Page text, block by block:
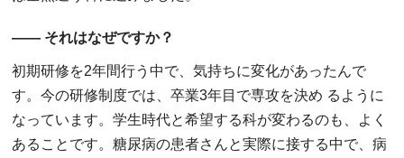
―― それはなぜですか？
初期研修を2年間行う中で、気持ちに変化があったんで
す。今の研修制度では、卒業3年目で専攻を決め るように
なっています。学生時代と希望する科が変わるのも、よく
あることです。糖尿病の患者さんと実際に接する中で、病